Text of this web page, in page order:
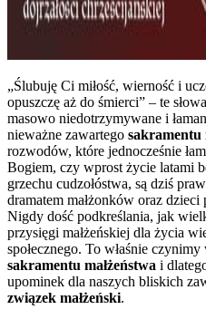
„Ślubuję Ci miłość, wierność i
opuszczę aż do śmierci” – te
masowo niedotrzymywane i
nieważne zawartego sakramentu
rozwodów, które jednocześnie
Bogiem, czy wprost życie latami
grzechu cudzołóstwa, są dziś
dramatem małżonków oraz
Nigdy dość podkreślania, jak
przysięgi małżeńskiej dla życia
społecznego. To właśnie
sakramentu małżeństwa i
upominek dla naszych bliskich
związek małżeński.